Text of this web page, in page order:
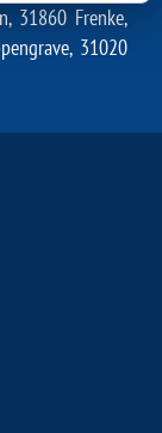
31860 Frenke,
31020